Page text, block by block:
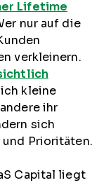
Lifetime
nur auf die
verkleinern.
kleine
ihr
sich
Prioritäten.
Capital liegt